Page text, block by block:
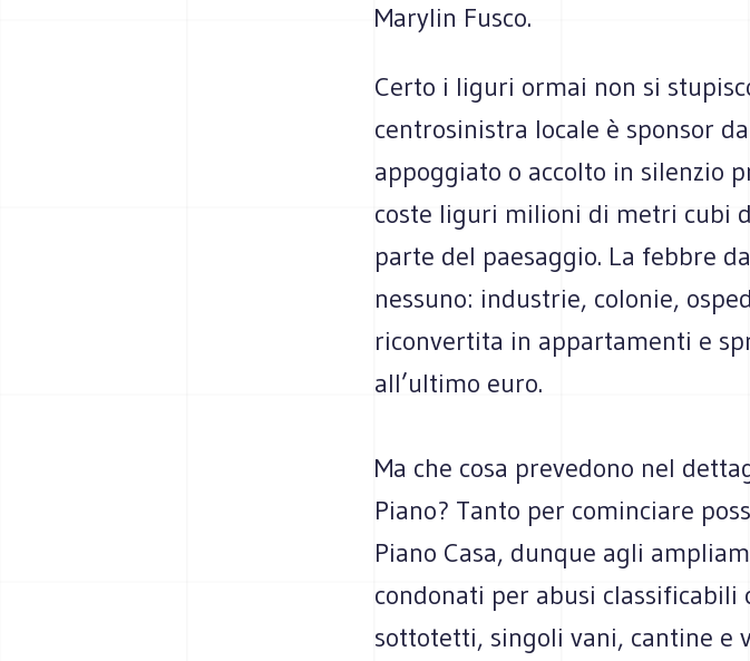
Marylin Fusco.
Certo i liguri ormai non si
centrosinistra locale è sponsor
appoggiato o accolto in silenzio
coste liguri milioni di metri cubi
parte del paesaggio. La febbre
nessuno: industrie, colonie,
riconvertita in appartamenti e
all’ultimo euro.
Ma che cosa prevedono nel
Piano? Tanto per cominciare
Piano Casa, dunque agli
condonati per abusi classificabili
sottotetti, singoli vani, cantine e